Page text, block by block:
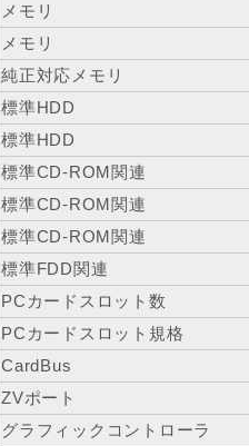
メモリ
メモリ
純正対応メモリ
標準HDD
標準HDD
標準CD-ROM関連
標準CD-ROM関連
標準CD-ROM関連
標準FDD関連
PCカードスロット数
PCカードスロット規格
CardBus
ZVポート
グラフィックコントローラ